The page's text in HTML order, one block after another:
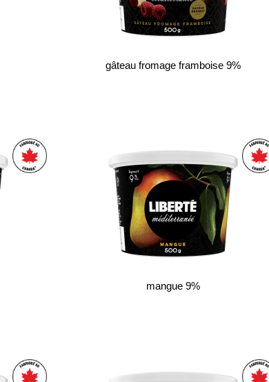
gâteau fromage framboise 9%
mangue 9%